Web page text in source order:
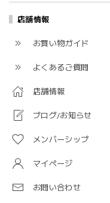
店舗情報
お買い物ガイド
よくあるご質問
店舗情報
ブログ/お知らせ
メンバーシップ
マイページ
お問い合わせ